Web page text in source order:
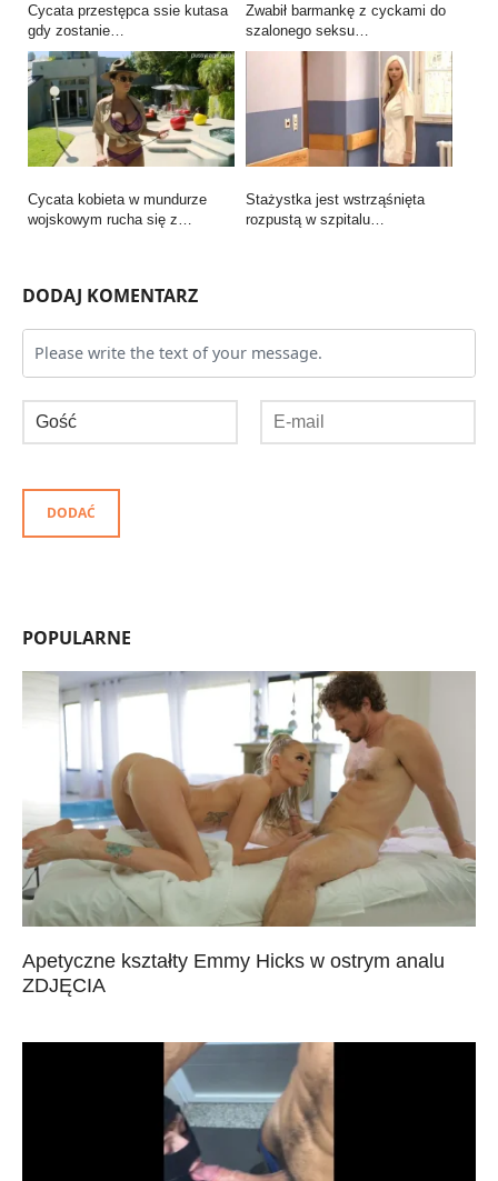
Cycata przestępca ssie kutasa
gdy zostanie…
Zwabił barmankę z cyckami do
szalonego seksu…
Cycata kobieta w mundurze
wojskowym rucha się z…
Stażystka jest wstrząśnięta
rozpustą w szpitalu…
DODAJ KOMENTARZ
DODAĆ
POPULARNE
Apetyczne kształty Emmy Hicks w ostrym analu
ZDJĘCIA